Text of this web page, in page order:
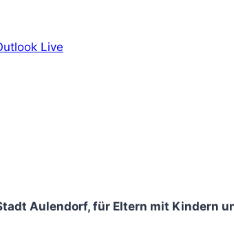
Live
Aulendorf, für Eltern mit Kindern